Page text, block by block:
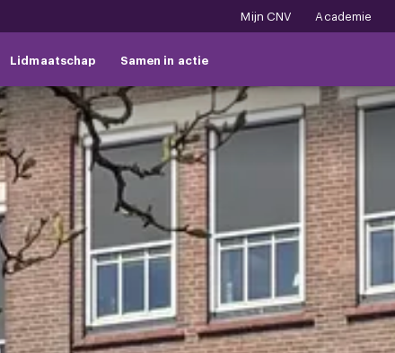
Mijn CNV Academie
Lidmaatschap Samen in actie